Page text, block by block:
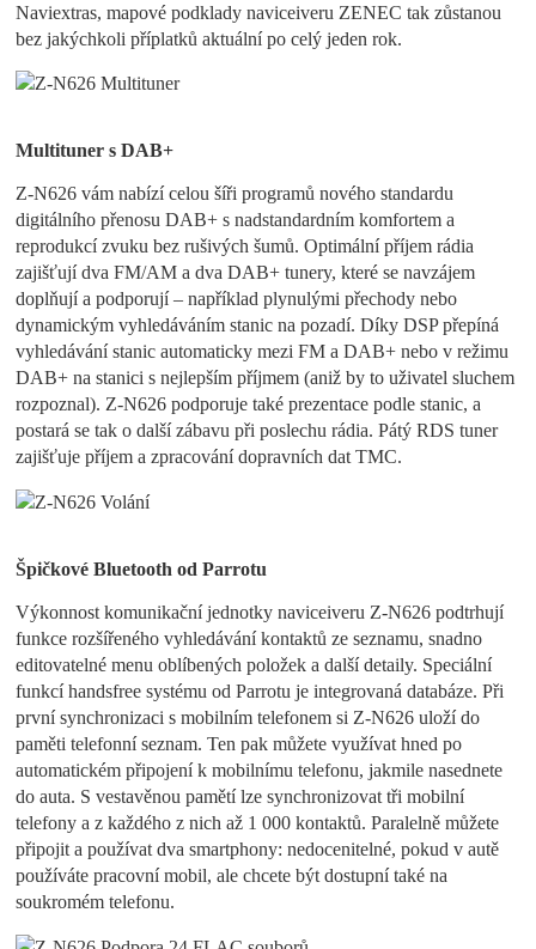
Naviextras, mapové podklady naviceiveru ZENEC tak zůstanou
bez jakýchkoli příplatků aktuální po celý jeden rok.
Multituner s DAB+
Z-N626 vám nabízí celou šíři programů nového standardu
digitálního přenosu DAB+ s nadstandardním komfortem a
reprodukcí zvuku bez rušivých šumů. Optimální příjem rádia
zajišťují dva FM/AM a dva DAB+ tunery, které se navzájem
doplňují a podporují – například plynulými přechody nebo
dynamickým vyhledáváním stanic na pozadí. Díky DSP přepíná
vyhledávání stanic automaticky mezi FM a DAB+ nebo v režimu
DAB+ na stanici s nejlepším příjmem (aniž by to uživatel sluchem
rozpoznal). Z-N626 podporuje také prezentace podle stanic, a
postará se tak o další zábavu při poslechu rádia. Pátý RDS tuner
zajišťuje příjem a zpracování dopravních dat TMC.
Špičkové Bluetooth od Parrotu
Výkonnost komunikační jednotky naviceiveru Z-N626 podtrhují
funkce rozšířeného vyhledávání kontaktů ze seznamu, snadno
editovatelné menu oblíbených položek a další detaily. Speciální
funkcí handsfree systému od Parrotu je integrovaná databáze. Při
první synchronizaci s mobilním telefonem si Z-N626 uloží do
paměti telefonní seznam. Ten pak můžete využívat hned po
automatickém připojení k mobilnímu telefonu, jakmile nasednete
do auta. S vestavěnou pamětí lze synchronizovat tři mobilní
telefony a z každého z nich až 1 000 kontaktů. Paralelně můžete
připojit a používat dva smartphony: nedocenitelné, pokud v autě
používáte pracovní mobil, ale chcete být dostupní také na
soukromém telefonu.